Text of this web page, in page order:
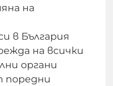
на
в България
на всички
органи
поредни